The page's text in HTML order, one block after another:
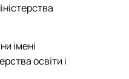
імені
освіти і